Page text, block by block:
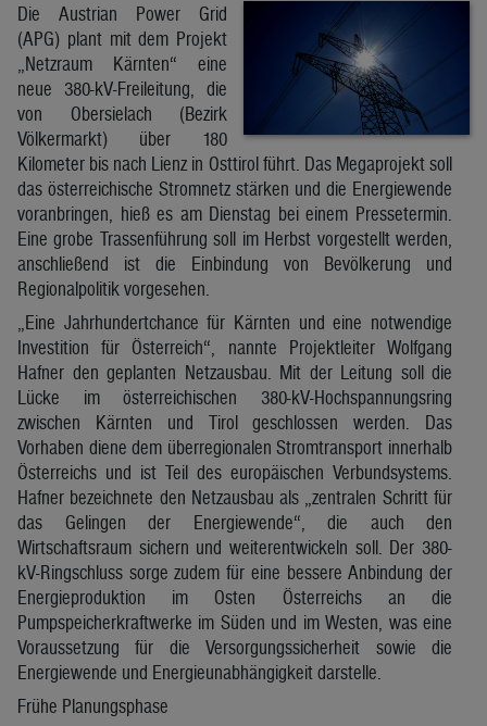
Die Austrian Power Grid
(APG) plant mit dem Projekt
„Netzraum Kärnten“ eine
neue 380-kV-Freileitung, die
von Obersielach (Bezirk
Völkermarkt) über 180
Kilometer bis nach Lienz in Osttirol führt. Das Megaprojekt soll
das österreichische Stromnetz stärken und die Energiewende
voranbringen, hieß es am Dienstag bei einem Pressetermin.
Eine grobe Trassenführung soll im Herbst vorgestellt werden,
anschließend ist die Einbindung von Bevölkerung und
Regionalpolitik vorgesehen.
„Eine Jahrhundertchance für Kärnten und eine notwendige
Investition für Österreich“, nannte Projektleiter Wolfgang
Hafner den geplanten Netzausbau. Mit der Leitung soll die
Lücke im österreichischen 380-kV-Hochspannungsring
zwischen Kärnten und Tirol geschlossen werden. Das
Vorhaben diene dem überregionalen Stromtransport innerhalb
Österreichs und ist Teil des europäischen Verbundsystems.
Hafner bezeichnete den Netzausbau als „zentralen Schritt für
das Gelingen der Energiewende“, die auch den
Wirtschaftsraum sichern und weiterentwickeln soll. Der 380-
kV-Ringschluss sorge zudem für eine bessere Anbindung der
Energieproduktion im Osten Österreichs an die
Pumpspeicherkraftwerke im Süden und im Westen, was eine
Voraussetzung für die Versorgungssicherheit sowie die
Energiewende und Energieunabhängigkeit darstelle.
Frühe Planungsphase